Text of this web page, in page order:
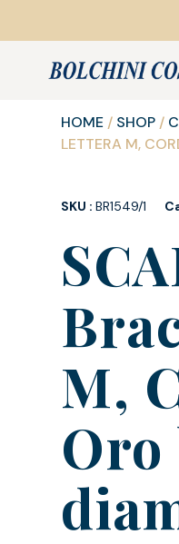
HOME / SHOP /
LETTERA M,
SKU :BR1549/1
M,
Oro